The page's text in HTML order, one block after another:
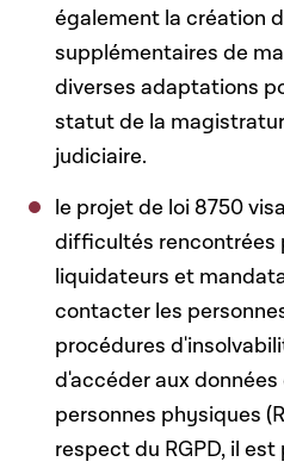
également la création
supplémentaires de
diverses adaptations
statut de la
judiciaire.
le projet de loi 8750
difficultés rencontrées
liquidateurs et
contacter les
procédures
d'accéder aux
personnes physiques
respect du RGPD, il